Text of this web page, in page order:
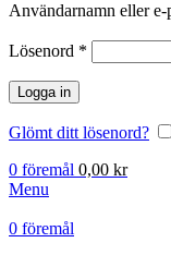
Användarnamn eller e-
Lösenord *
Logga in
Glömt ditt lösenord?
0 föremål 0,00 kr
Menu
0 föremål